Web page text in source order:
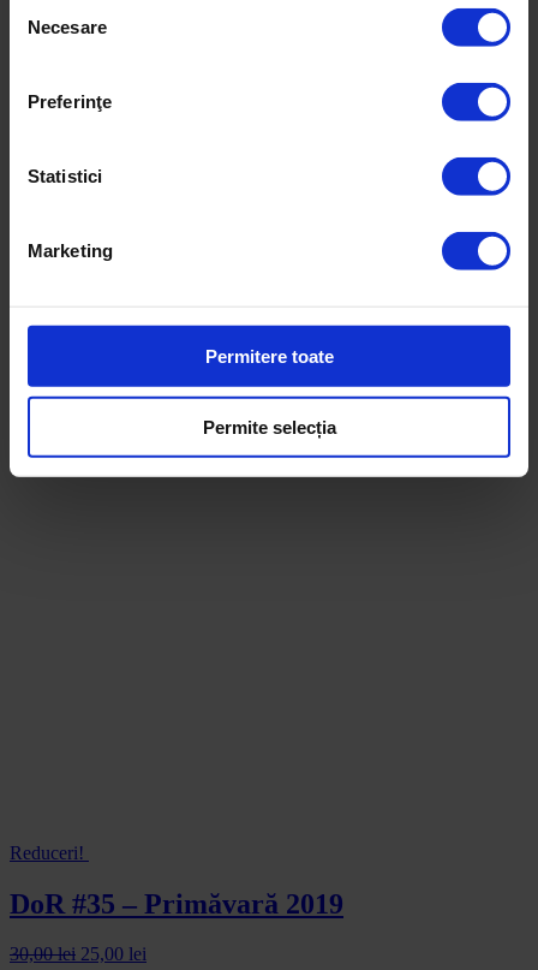
consimțământului
Necesare
Preferinţe
Statistici
Marketing
Permitere toate
Permite selecția
Reduceri!
DoR #36 – Vară 2019
Reduceri!
DoR #35 – Primăvară 2019
30,00lei 25,00 lei